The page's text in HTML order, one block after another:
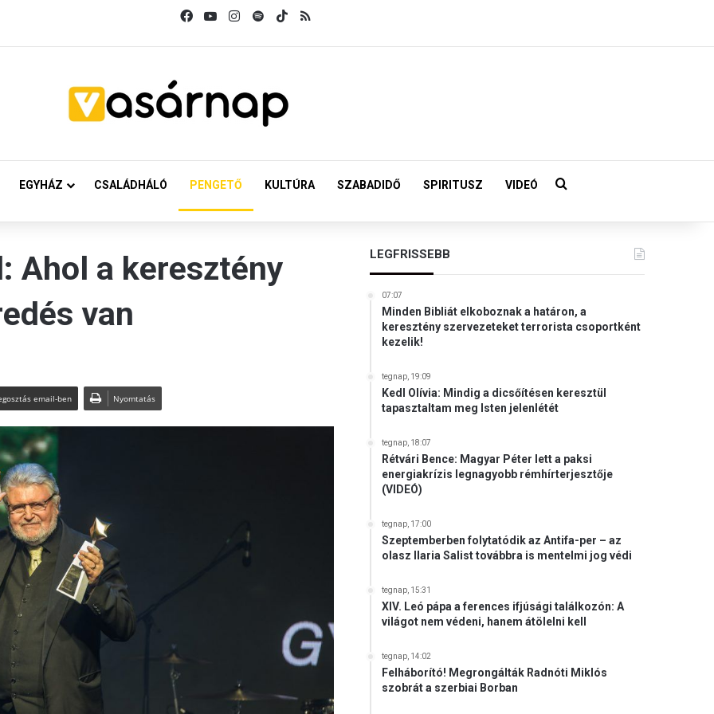
FacebookYouTubeInstagram
SpotifyTikTok
EGYHÁZ CSALÁDHÁLÓ PENGETŐ KULTÚRA SZABADIDŐ SPIRITUSZ VIDEÓ Keresés:
Ahol a keresztény
van
email-ben Nyomtatás
LEGFRISSEBB
07:07
Minden Bibliát elkoboznak a határon, a
keresztény szervezeteket terrorista csoportként
kezelik!
tegnap, 19:09
Kedl Olívia: Mindig a dicsőítésen keresztül
tapasztaltam meg Isten jelenlétét
tegnap, 18:07
Rétvári Bence: Magyar Péter lett a paksi
energiakrízis legnagyobb rémhírterjesztője
(VIDEÓ)
tegnap, 17:00
Szeptemberben folytatódik az Antifa-per – az
olasz Ilaria Salist továbbra is mentelmi jog védi
tegnap, 15:31
XIV. Leó pápa a ferences ifjúsági találkozón: A
világot nem védeni, hanem átölelni kell
tegnap, 14:02
Felháborító! Megrongálták Radnóti Miklós
szobrát a szerbiai Borban